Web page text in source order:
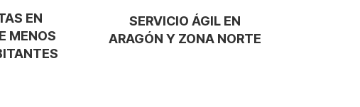
EN
MENOS
SERVICIO ÁGIL EN
ARAGÓN Y ZONA NORTE